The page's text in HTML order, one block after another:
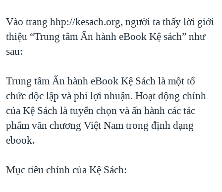
Vào trang hhp://kesach.org, người ta thấy lời giới
thiệu “Trung tâm Ấn hành eBook Kệ sách” như
sau:
Trung tâm Ấn hành eBook Kệ Sách là một tổ
chức độc lập và phi lợi nhuận. Hoạt động chính
của Kệ Sách là tuyển chọn và ấn hành các tác
phẩm văn chương Việt Nam trong định dạng
ebook.
Mục tiêu chính của Kệ Sách: